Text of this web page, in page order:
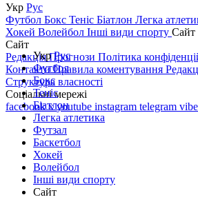
Укр Рус
Футбол Бокс Теніс Біатлон Легка
Хокей Волейбол Інші види спорту Сайт
Сайт
РедакціяПрогнози Політика
КонтактиПравила коментування
Структура власності
Соціальні мережі
facebookxyoutube instagram telegram
УкрРус
Футбол
Бокс
Теніс
Біатлон
Легка атлетика
Футзал
Баскетбол
Хокей
Волейбол
Інші види спорту
Сайт